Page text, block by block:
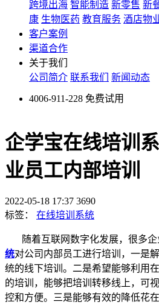
跨境出海 智能制造 新零售 新
康 生物医药 教育服务 酒店物
客户案例
渠道合作
关于我们
公司简介 联系我们 新闻动态
4006-911-228 免费试用
企学宝在线培训
业员工内部培训
2022-05-18 17:37 3690
标签：
在线培训系统
随着互联网数字化发展，很多
统对公司内部员工进行培训，一是
统的线下培训。二是希望能够利用
的培训，能够把培训转移线上，可
控和方便。三是能够有效的降低花